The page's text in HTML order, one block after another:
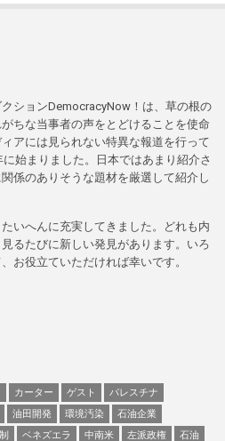
ションDemocracyNow！は、草の根の
ちな当事者の声をとどけることを使命
アには見られない特異な報道を行って
始まりました。日本ではあまり紹介さ
係のありそうな題材を厳選して紹介し
いへんに充実してきました。どれも内
るたびに新しい発見があります。いろ
お役立ていただければ幸いです。
カーター ゲスト
パレスチナ
油田開発 環境汚染
石油企業
ベネズエラ 中南米 左派政権 石油